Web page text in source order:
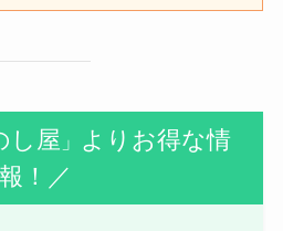
し屋 」
よりお得な情
報！／